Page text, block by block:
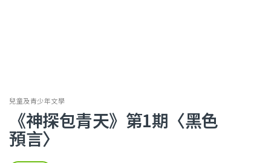
兒童及青少年文學
《神探包青天》第1期〈黑色
預言〉